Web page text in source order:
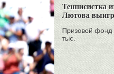
Теннисистка
Лютова
Призовой фонд
тыс.